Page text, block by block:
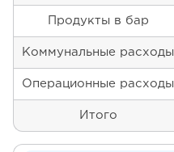
Продукты в бар
Коммунальные расходы
Операционные расходы
Итого